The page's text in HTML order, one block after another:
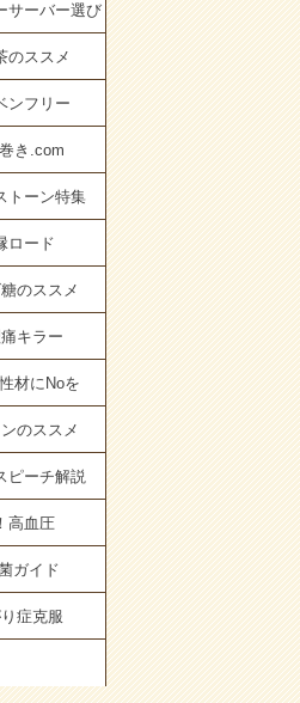
サーバー選び
のススメ
ンフリー
き.com
トーン特集
ロード
のススメ
キラー
材にNoを
のススメ
ピーチ解説
高血圧
ガイド
症克服